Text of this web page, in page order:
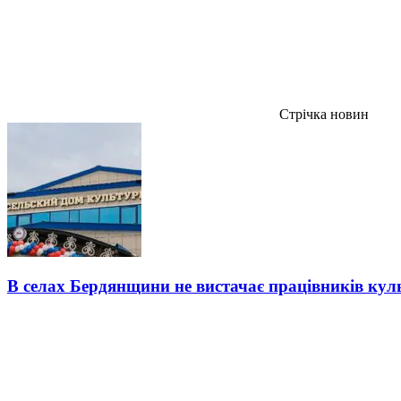
Стрічка новин
В селах Бердянщини не вистачає працівників